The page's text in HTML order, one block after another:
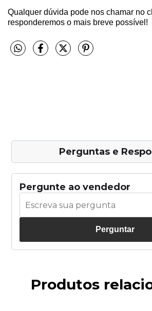
Qualquer dúvida pode nos chamar no
responderemos o mais breve possível!
Perguntas e
Pergunte ao vendedor
Perguntar
Produtos